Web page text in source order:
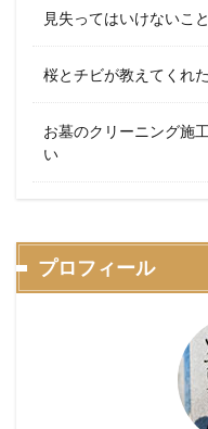
見失ってはいけないこと
桜とチビが教えてくれ
お墓のクリーニング施
い
プロフィール